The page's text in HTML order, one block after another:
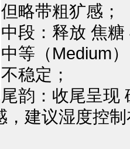
但略带粗犷感‌；
中段：释放 ‌焦
中等（Medium
不稳定‌；
尾韵：收尾呈现
，建议湿度控